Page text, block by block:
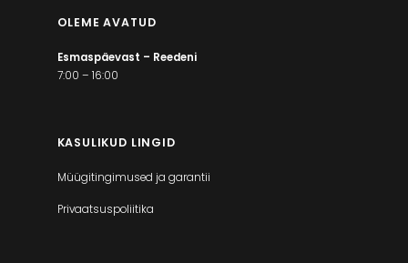
OLEME AVATUD
Esmaspäevast – Reedeni
7:00 – 16:00
KASULIKUD LINGID
Müügitingimused ja garantii
Privaatsuspoliitika